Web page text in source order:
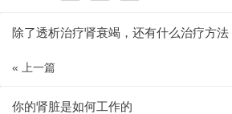
除了透析治疗肾衰竭，还有什么治疗方法
« 上一篇
你的肾脏是如何工作的